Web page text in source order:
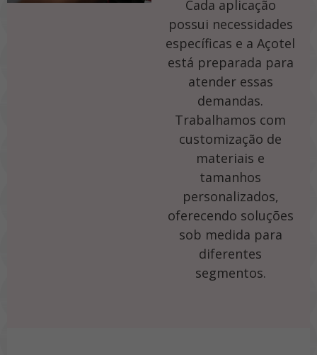
Cada aplicação
possui necessidades
específicas e a Açotel
está preparada para
atender essas
demandas.
Trabalhamos com
customização de
materiais e
tamanhos
personalizados,
oferecendo soluções
sob medida para
diferentes
segmentos.